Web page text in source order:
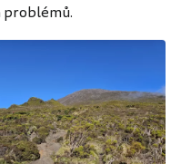
problémů.